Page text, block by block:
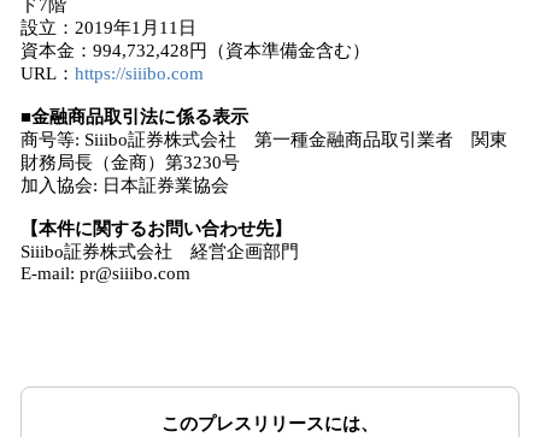
ド7階
設立：2019年1月11日
資本金：994,732,428円（資本準備金含む）
URL： https://siiibo.com
■金融商品取引法に係る表示
商号等: Siiibo証券株式会社 第一種金融商品取引業者 関東
財務局長（金商）第3230号
加入協会: 日本証券業協会
【本件に関するお問い合わせ先】
Siiibo証券株式会社 経営企画部門
E-mail: pr@siiibo.com
このプレスリリースには、